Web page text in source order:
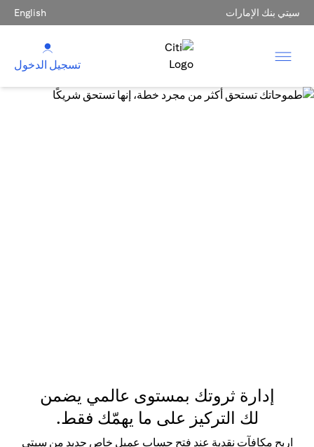
سيتي بنك الإمارات English
تسجيل الدخول
إدارة ثروتك بمستوى عالمي يضمن
لك التركيز على ما يهمّك فقط.
اربح مكافآت نقدية عند فتح حساب عميل خاص جديد من سيتي